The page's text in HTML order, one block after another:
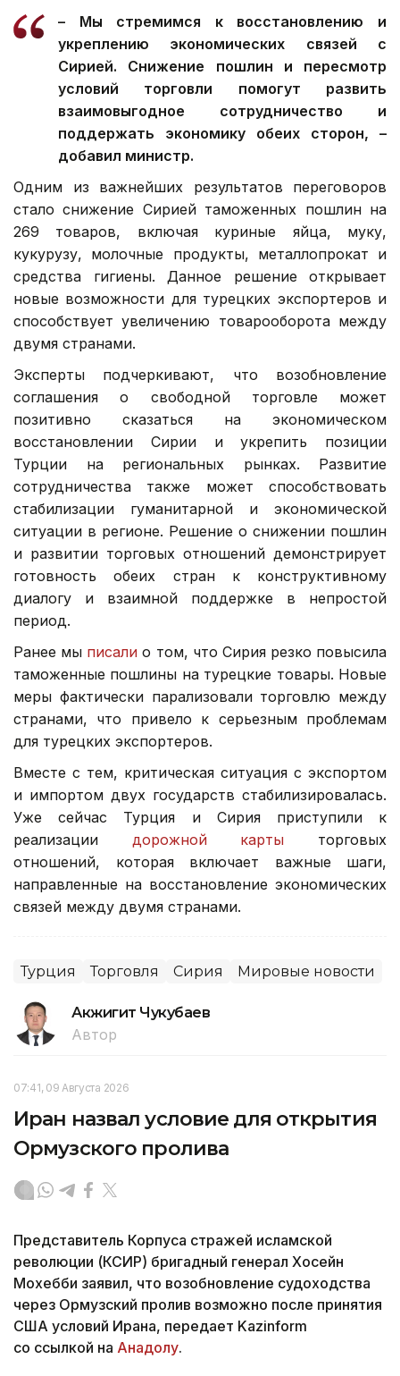
– Мы стремимся к восстановлению и
укреплению экономических связей с
Сирией. Снижение пошлин и пересмотр
условий торговли помогут развить
взаимовыгодное сотрудничество и
поддержать экономику обеих сторон, –
добавил министр.
Одним из важнейших результатов переговоров
стало снижение Сирией таможенных пошлин на
269 товаров, включая куриные яйца, муку,
кукурузу, молочные продукты, металлопрокат и
средства гигиены. Данное решение открывает
новые возможности для турецких экспортеров и
способствует увеличению товарооборота между
двумя странами.
Эксперты подчеркивают, что возобновление
соглашения о свободной торговле может
позитивно сказаться на экономическом
восстановлении Сирии и укрепить позиции
Турции на региональных рынках. Развитие
сотрудничества также может способствовать
стабилизации гуманитарной и экономической
ситуации в регионе. Решение о снижении пошлин
и развитии торговых отношений демонстрирует
готовность обеих стран к конструктивному
диалогу и взаимной поддержке в непростой
период.
Ранее мы писали о том, что Сирия резко повысила
таможенные пошлины на турецкие товары. Новые
меры фактически парализовали торговлю между
странами, что привело к серьезным проблемам
для турецких экспортеров.
Вместе с тем, критическая ситуация с экспортом
и импортом двух государств стабилизировалась.
Уже сейчас Турция и Сирия приступили к
реализации дорожной карты торговых
отношений, которая включает важные шаги,
направленные на восстановление экономических
связей между двумя странами.
Турция Торговля Сирия Мировые новости
Акжигит Чукубаев
Автор
07:41, 09 Августа 2026
Иран назвал условие для открытия
Ормузского пролива
Представитель Корпуса стражей исламской
революции (КСИР) бригадный генерал Хосейн
Мохебби заявил, что возобновление судоходства
через Ормузский пролив возможно после принятия
США условий Ирана, передает Kazinform
со ссылкой на Анадолу.